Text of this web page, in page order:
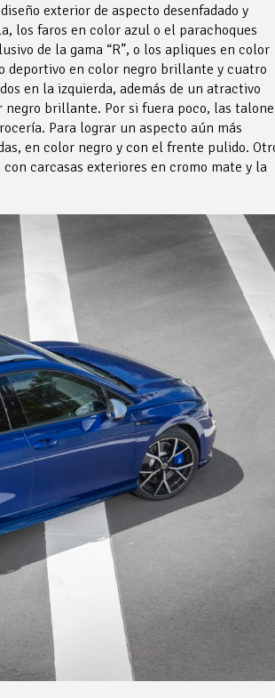
exterior de aspecto desenfadado y
los faros en color azul o el parachoques
de la gama “R”, o los apliques en color
en color negro brillante y cuatro
en la izquierda, además de un atractivo
brillante. Por si fuera poco, las
Para lograr un aspecto aún más
en color negro y con el frente pulido.
carcasas exteriores en cromo mate y la